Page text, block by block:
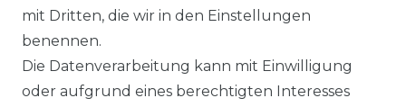
mit Dritten, die wir in den Einstellungen
benennen.
Die Datenverarbeitung kann mit Einwilligung
oder aufgrund eines berechtigten Interesses